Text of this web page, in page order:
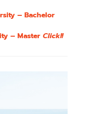
– Bachelor
– MasterClick!!